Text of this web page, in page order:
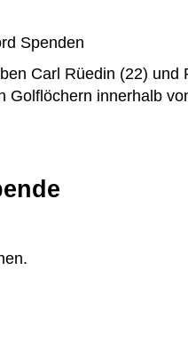
Spenden
Carl Rüedin (22)
Golflöchern innerhalb